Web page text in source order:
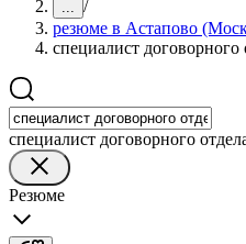
... /
резюме в Астапово
специалист договорного
специалист договорного
Резюме